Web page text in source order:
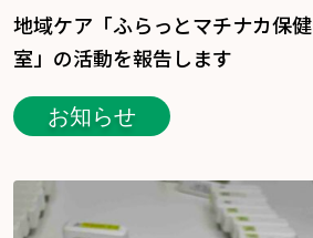
地域ケア「ふらっとマチナカ保健
室」の活動を報告します
お知らせ